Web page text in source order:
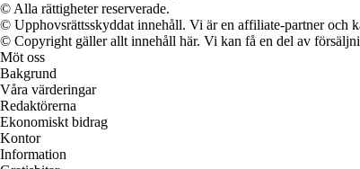
© Alla rättigheter reserverade.
© Upphovsrättsskyddat innehåll. Vi är en affiliate-partner och
© Copyright gäller allt innehåll här. Vi kan få en del av
Möt oss
Bakgrund
Våra värderingar
Redaktörerna
Ekonomiskt bidrag
Kontor
Information